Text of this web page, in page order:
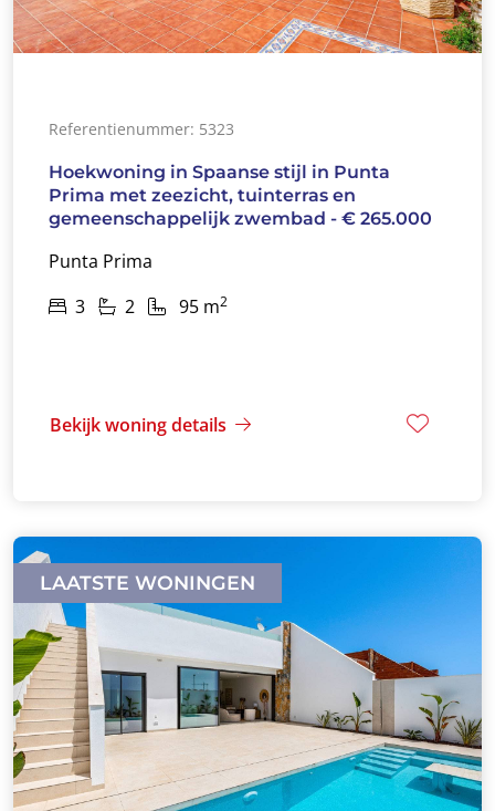
Referentienummer: 5323
Hoekwoning in Spaanse stijl in Punta
Prima met zeezicht, tuinterras en
gemeenschappelijk zwembad - € 265.000
Punta Prima
3
2 95 m2
Bekijk woning details
LAATSTE WONINGEN